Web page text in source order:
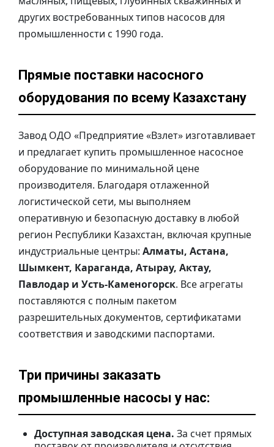
других востребованных типов насосов для
промышленности с 1990 года.
Прямые поставки насосного
оборудования по всему Казахстану
Завод ОДО «Предприятие «Взлет» изготавливает
и предлагает купить промышленное насосное
оборудование по минимальной цене
производителя. Благодаря отлаженной
логистической сети, мы выполняем
оперативную и безопасную доставку в любой
регион Республики Казахстан, включая крупные
индустриальные центры: Алматы, Астана,
Шымкент, Караганда, Атырау, Актау,
Павлодар и Усть-Каменогорск. Все агрегаты
поставляются с полным пакетом
разрешительных документов, сертификатами
соответствия и заводскими паспортами.
Три причины заказать
промышленные насосы у нас:
Доступная заводская цена. За счет прямых